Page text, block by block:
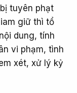
tuyên phạt
giữ thì tổ
dung, tính
vi phạm, tình
xét, xử lý kỷ